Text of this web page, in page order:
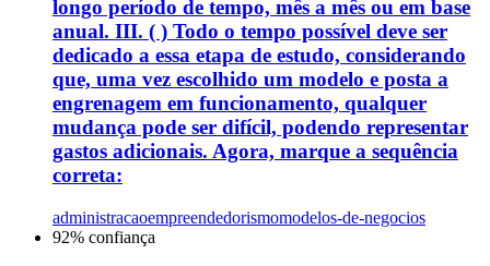
longo período de tempo, mês a mês ou em base
anual. III. ( ) Todo o tempo possível deve ser
dedicado a essa etapa de estudo, considerando
que, uma vez escolhido um modelo e posta a
engrenagem em funcionamento, qualquer
mudança pode ser difícil, podendo representar
gastos adicionais. Agora, marque a sequência
correta:
administracaoempreendedorismomodelos-de-negocios
92% confiança